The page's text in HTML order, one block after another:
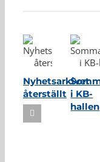
Nyhetsarkivet
återställt i KB-
hallen